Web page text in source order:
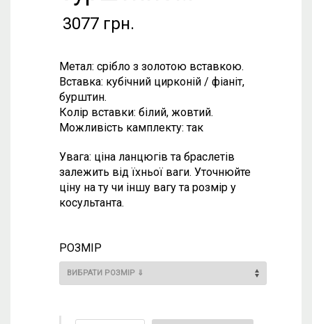
3077 грн.
Метал: срібло з золотою вставкою.
Вставка: кубічний цирконій / фіаніт,
бурштин.
Колір вставки: білий, жовтий.
Можливість камплекту: так
Увага: ціна ланцюгів та браслетів
залежить від їхньої ваги. Уточнюйте
ціну на ту чи іншу вагу та розмір у
косультанта.
РОЗМІР